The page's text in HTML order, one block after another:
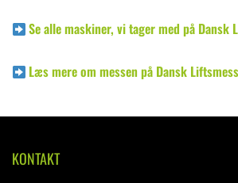
Se alle maskiner, vi tager med på Dansk
Læs mere om messen på Dansk
KONTAKT